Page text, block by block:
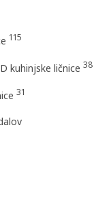
115
kuhinjske ličnice 38
31